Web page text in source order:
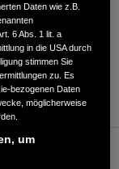
Daten wie z.B.
6 Abs. 1 lit. a
in die USA durch
stimmen Sie
zu. Es
bezogenen Daten
möglicherweise
um